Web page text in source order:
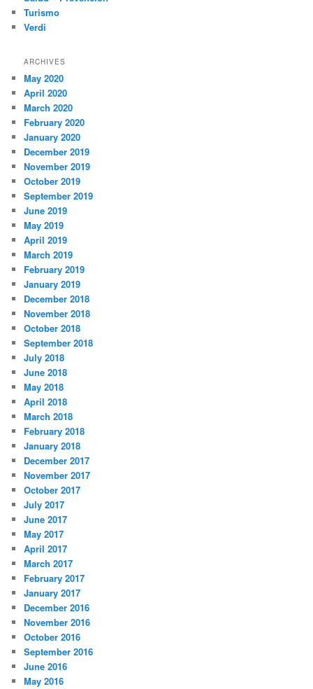
Turismo
Verdi
ARCHIVES
May 2020
April 2020
March 2020
February 2020
January 2020
December 2019
November 2019
October 2019
September 2019
June 2019
May 2019
April 2019
March 2019
February 2019
January 2019
December 2018
November 2018
October 2018
September 2018
July 2018
June 2018
May 2018
April 2018
March 2018
February 2018
January 2018
December 2017
November 2017
October 2017
July 2017
June 2017
May 2017
April 2017
March 2017
February 2017
January 2017
December 2016
November 2016
October 2016
September 2016
June 2016
May 2016